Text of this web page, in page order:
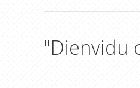
"Dienvidu